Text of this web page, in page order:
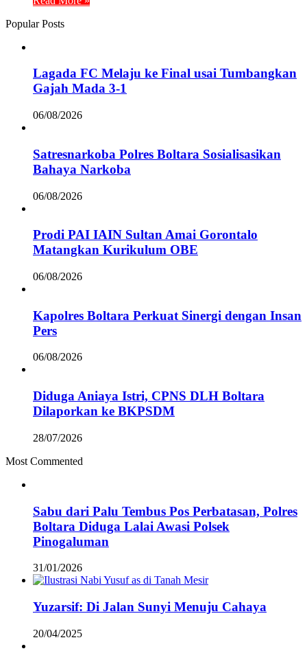
Popular Posts
Lagada FC Melaju ke Final usai Tumbangkan
Gajah Mada 3-1
06/08/2026
Satresnarkoba Polres Boltara Sosialisasikan
Bahaya Narkoba
06/08/2026
Prodi PAI IAIN Sultan Amai Gorontalo
Matangkan Kurikulum OBE
06/08/2026
Kapolres Boltara Perkuat Sinergi dengan Insan
Pers
06/08/2026
Diduga Aniaya Istri, CPNS DLH Boltara
Dilaporkan ke BKPSDM
28/07/2026
Most Commented
Sabu dari Palu Tembus Pos Perbatasan, Polres
Boltara Diduga Lalai Awasi Polsek
Pinogaluman
31/01/2026
Yuzarsif: Di Jalan Sunyi Menuju Cahaya
20/04/2025